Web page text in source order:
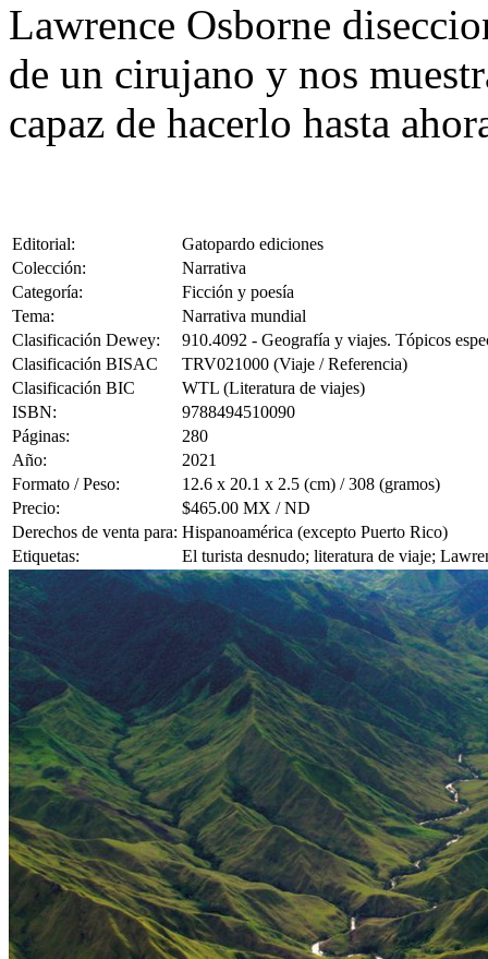
Lawrence Osborne
de un cirujano y nos
capaz de hacerlo hasta
Editorial:
Gatopardo ediciones
Colección:
Narrativa
Categoría:
Ficción y poesía
Tema:
Narrativa mundial
Clasificación Dewey:
910.4092 - Geografía y viajes. Tópicos
Clasificación BISAC
TRV021000 (Viaje / Referencia)
Clasificación BIC
WTL (Literatura de viajes)
ISBN:
9788494510090
Páginas:
280
Año:
2021
Formato / Peso:
12.6 x 20.1 x 2.5 (cm) / 308 (gramos)
Precio:
$465.00 MX / ND
Derechos de venta para: Hispanoamérica (excepto Puerto Rico)
Etiquetas:
El turista desnudo; literatura de viaje;